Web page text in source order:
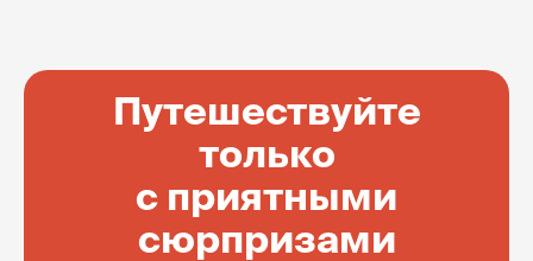
Путешествуйте
только
с приятными
сюрпризами